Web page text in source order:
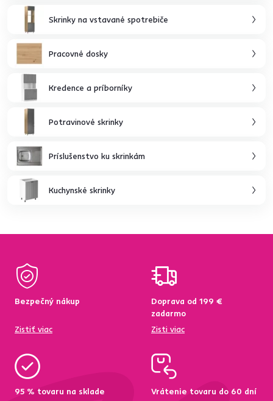
Skrinky na vstavané spotrebiče
Pracovné dosky
Kredence a príborníky
Potravinové skrinky
Príslušenstvo ku skrinkám
Kuchynské skrinky
Bezpečný nákup
Zistiť viac
Doprava od 199 €
zadarmo
Zisti viac
95 % tovaru na sklade
Vrátenie tovaru do 60 dní